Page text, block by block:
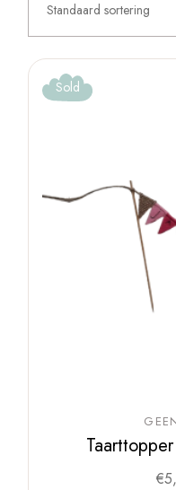
Standaard sortering
Sold
€